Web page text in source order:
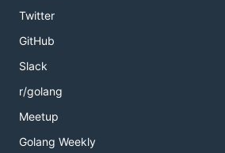
Twitter
GitHub
Slack
r/golang
Meetup
Golang Weekly